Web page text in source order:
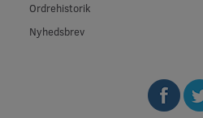
Ordrehistorik
Nyhedsbrev